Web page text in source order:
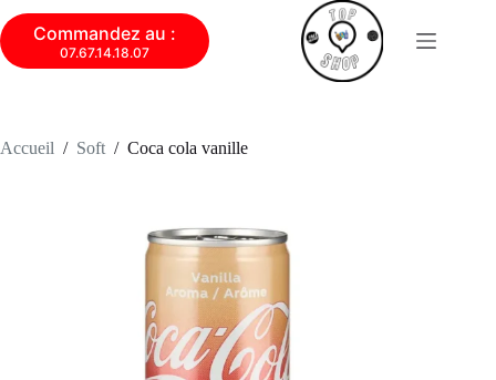
Commandez au :
07.67.14.18.07
Accueil / Soft / Coca cola vanille